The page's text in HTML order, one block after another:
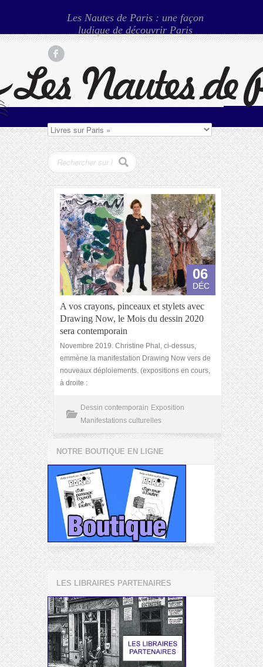
Les Nautes de Paris : une façon
ludique de découvrir Paris
06
DÉC
A vos crayons, pinceaux et stylets avec
Drawing Now, le Mois du dessin 2020
sera contemporain
Novembre 2019. Christine Phal, ci-dessus,
emmène la manifestation Drawing Now vers de
nouveaux déploiements. (expositions en cours,
à droite :
Dessin contemporain Exposition
Manifestations culturelles
NOTRE BOUTIQUE EN LIGNE
LES LIBRAIRES PARTENAIRES